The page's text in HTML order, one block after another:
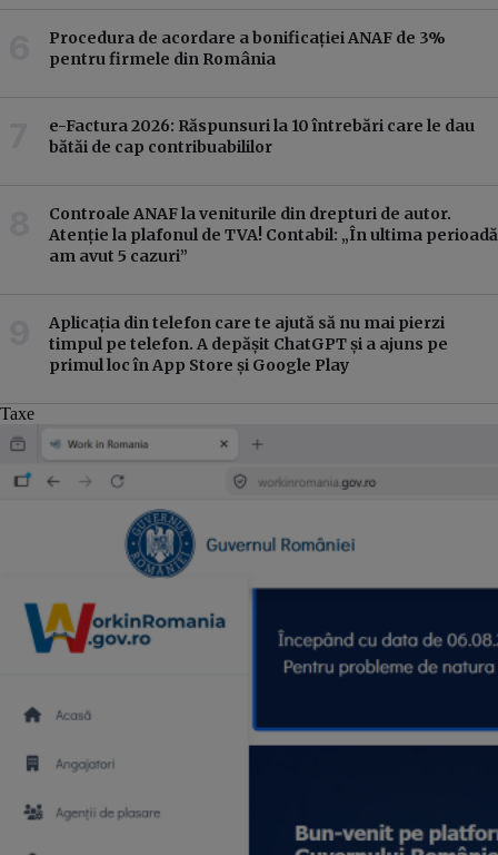
Procedura de acordare a bonificației ANAF de 3%
pentru firmele din România
e-Factura 2026: Răspunsuri la 10 întrebări care le dau
bătăi de cap contribuabililor
Controale ANAF la veniturile din drepturi de autor.
Atenție la plafonul de TVA! Contabil: „În ultima perioadă
am avut 5 cazuri”
Aplicația din telefon care te ajută să nu mai pierzi
timpul pe telefon. A depășit ChatGPT și a ajuns pe
primul loc în App Store și Google Play
Taxe